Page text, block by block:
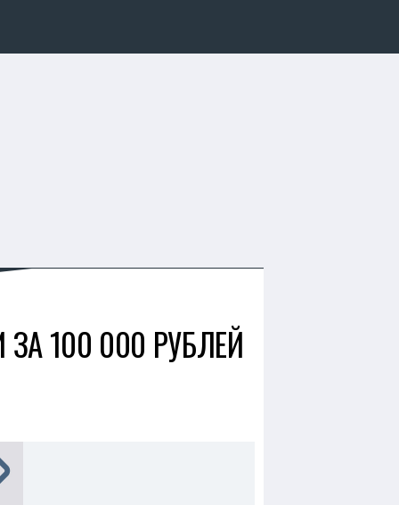
100 000 РУБЛЕЙ